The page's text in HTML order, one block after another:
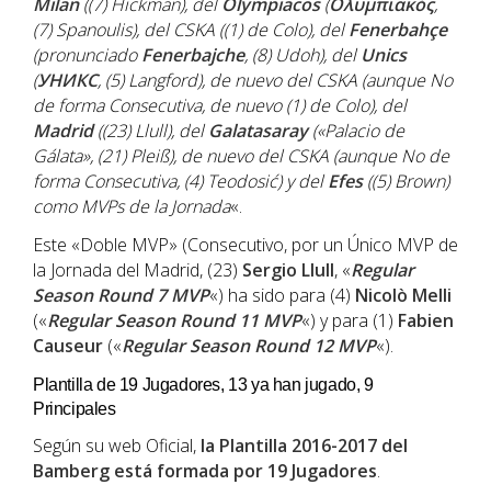
(7) Spanoulis), del CSKA ((1) de Colo), delFenerbahçe
(pronunciadoFenerbajche, (8) Udoh), delUnics
(УНИКС, (5) Langford), de nuevo del CSKA (aunque No
de forma Consecutiva, de nuevo (1) de Colo), del
Madrid((23) Llull), delGalatasaray(«Palacio de
Gálata», (21) Pleiß), de nuevo del CSKA (aunque No de
forma Consecutiva, (4) Teodosić) y delEfes((5) Brown)
como MVPs de la Jornada«.
Este «Doble MVP» (Consecutivo, por un Único MVP de
la Jornada del Madrid, (23) Sergio Llull, «Regular
Season Round 7 MVP«) ha sido para (4) Nicolò Melli
(«Regular Season Round 11 MVP«) y para (1) Fabien
Causeur («Regular Season Round 12 MVP«).
Plantilla de 19 Jugadores, 13 ya han jugado, 9
Principales
Según su web Oficial, la Plantilla 2016-2017 del
Bamberg está formada por 19 Jugadores.